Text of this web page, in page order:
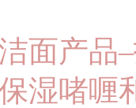
面产品
湿啫喱